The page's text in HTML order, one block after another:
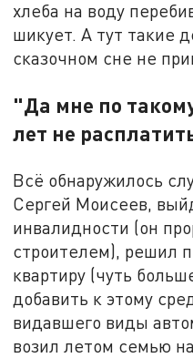
хлеба на воду
шикует. А тут такие
сказочном сне не
"Да мне по
лет не
Всё обнаружилось
Сергей Моисеев,
инвалидности (он
строителем), решил
квартиру (чуть
добавить к этому
видавшего виды
возил летом семью